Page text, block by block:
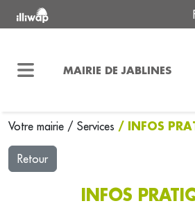
MAIRIE DE JABLINES
Votre mairie / Services / INFOS
Retour
INFOS